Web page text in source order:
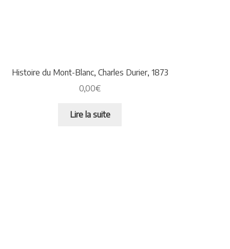
Histoire du Mont-Blanc, Charles Durier, 1873
0,00€
Lire la suite